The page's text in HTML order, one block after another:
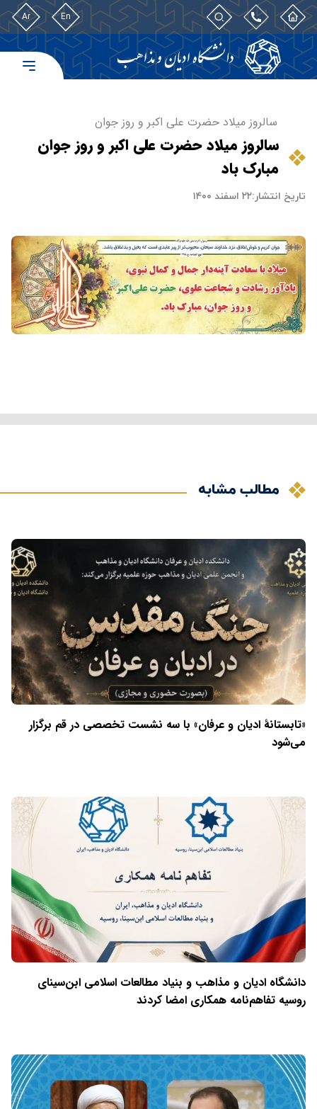
En
Ar
سالروز میلاد حضرت علی اکبر و روز جوان
سالروز میلاد حضرت علی اکبر و روز جوان
مبارک باد
تاریخ انتشار:۲۲ اسفند ۱۴۰۰
مطالب مشابه
«تابستانهٔ ادیان و عرفان» با سه نشست تخصصی در قم برگزار
می‌شود
دانشگاه ادیان و مذاهب و بنیاد مطالعات اسلامی ابن‌سینای
روسیه تفاهم‌نامه همکاری امضا کردند